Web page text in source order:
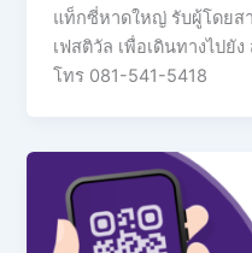
แท็กซี่หาดใหญ่ รับผู้โดยส
เฟสติวัล เพื่อเดินทางไป
โทร 081-541-5418